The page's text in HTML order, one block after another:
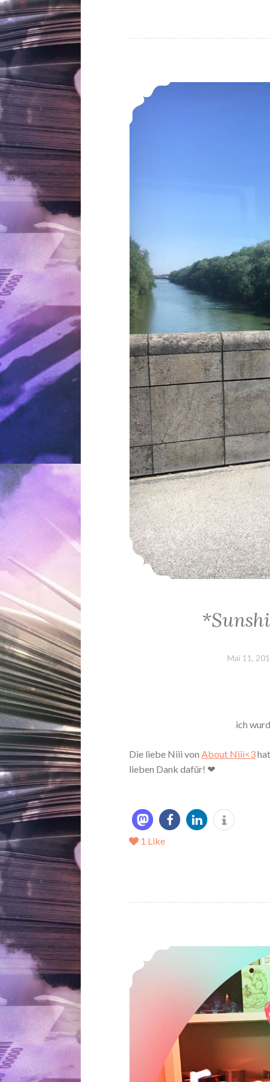
Mai 11,
ich
Die liebe Niii vonAbout Niii<3
lieben Dank dafür! ❤
1 Like